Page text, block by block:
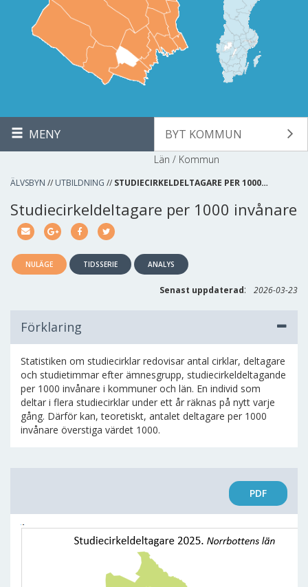
MENY BYT KOMMUN
Län / Kommun
ÄLVSBYN // UTBILDNING // STUDIECIRKELDELTAGARE PER 1000…
Studiecirkeldeltagare per 1000 invånare
NULÄGE TIDSSERIE ANALYS
Senast uppdaterad: 2026-03-23
Förklaring
Statistiken om studiecirklar redovisar antal cirklar, deltagare
och studietimmar efter ämnesgrupp, studiecirkeldeltagande
per 1000 invånare i kommuner och län. En individ som
deltar i flera studiecirklar under ett år räknas på nytt varje
gång. Därför kan, teoretiskt, antalet deltagare per 1000
invånare överstiga värdet 1000.
PDF